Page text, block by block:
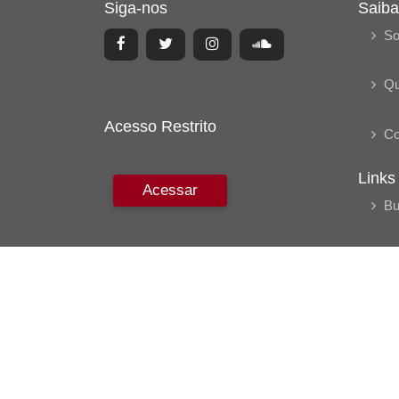
Siga-nos
Acesso Restrito
Acessar